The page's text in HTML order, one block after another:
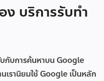
ง บริการรับทำ
กับการค้นหาบน Google
เรานิยมใช้ Google เป็นหลัก